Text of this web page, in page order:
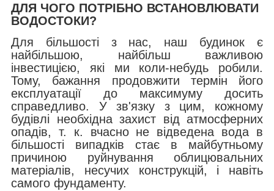
ДЛЯ ЧОГО ПОТРІБНО ВСТАНОВЛЮВАТИ
ВОДОСТОКИ?
Для більшості з нас, наш будинок є
найбільшою, найбільш важливою
інвестицією, які ми коли-небудь робили.
Тому, бажання продовжити термін його
експлуатації до максимуму досить
справедливо. У зв'язку з цим, кожному
будівлі необхідна захист від атмосферних
опадів, т. к. вчасно не відведена вода в
більшості випадків стає в майбутньому
причиною руйнування облицювальних
матеріалів, несучих конструкцій, і навіть
самого фундаменту.